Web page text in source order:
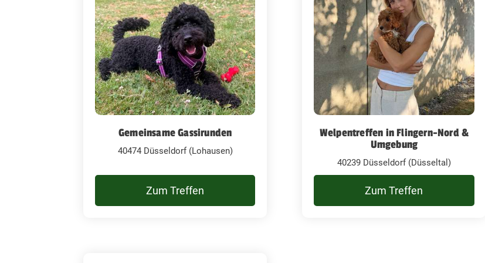
Gemeinsame Gassirunden
40474 Düsseldorf (Lohausen)
Zum Treffen
Welpentreffen in Flingern-Nord &
Umgebung
40239 Düsseldorf (Düsseltal)
Zum Treffen